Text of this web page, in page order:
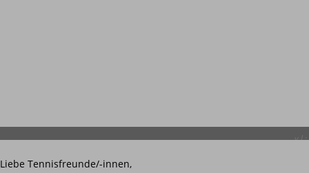
v.l.:
Liebe Tennisfreunde/-innen,